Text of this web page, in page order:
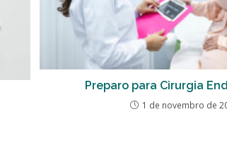
Preparo para Cirurgia
1 de novembro de